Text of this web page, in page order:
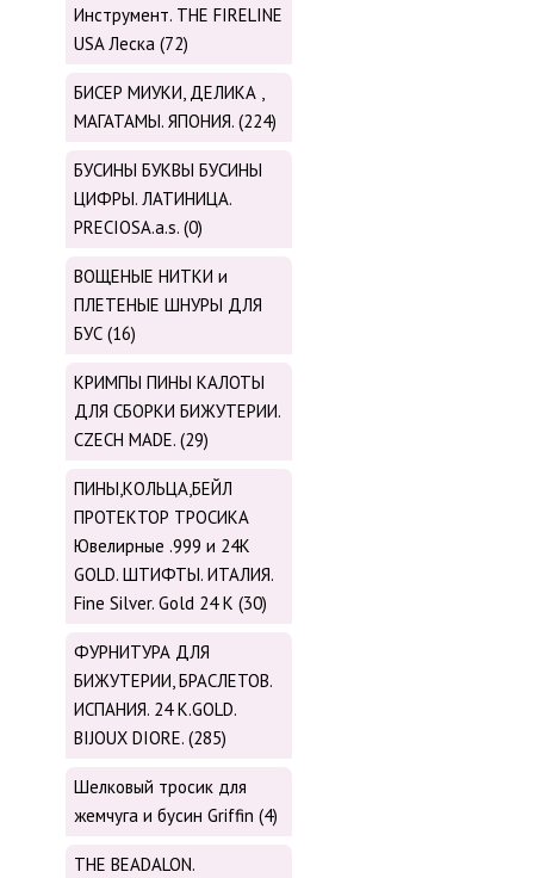
Инструмент. THE FIRELINE
USA Леска (72)
БИСЕР МИУКИ, ДЕЛИКА ,
МАГАТАМЫ. ЯПОНИЯ. (224)
БУСИНЫ БУКВЫ БУСИНЫ
ЦИФРЫ. ЛАТИНИЦА.
PRECIOSA.a.s. (0)
ВОЩЕНЫЕ НИТКИ и
ПЛЕТЕНЫЕ ШНУРЫ ДЛЯ
БУС (16)
КРИМПЫ ПИНЫ КАЛОТЫ
ДЛЯ СБОРКИ БИЖУТЕРИИ.
CZECH MADE. (29)
ПИНЫ,КОЛЬЦА,БЕЙЛ
ПРОТЕКТОР ТРОСИКА
Ювелирные .999 и 24К
GOLD. ШТИФТЫ. ИТАЛИЯ.
Fine Silver. Gold 24 K (30)
ФУРНИТУРА ДЛЯ
БИЖУТЕРИИ, БРАСЛЕТОВ.
ИСПАНИЯ. 24 K.GOLD.
BIJOUX DIORE. (285)
Шелковый тросик для
жемчуга и бусин Griffin (4)
THE BEADALON.